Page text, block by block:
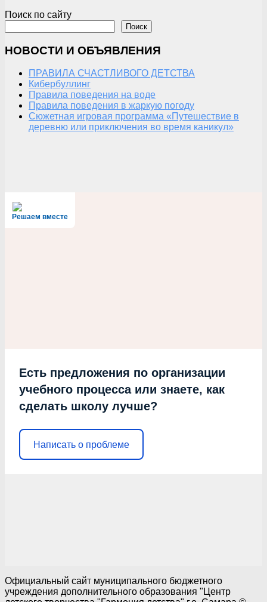
Поиск по сайту
Поиск
НОВОСТИ И ОБЪЯВЛЕНИЯ
ПРАВИЛА СЧАСТЛИВОГО ДЕТСТВА
Кибербуллинг
Правила поведения на воде
Правила поведения в жаркую погоду
Сюжетная игровая программа «Путешествие в
деревню или приключения во время каникул»
Решаем вместе
Есть предложения по организации
учебного процесса или знаете, как
сделать школу лучше?
Написать о проблеме
Официальный сайт муниципального бюджетного
учреждения дополнительного образования "Центр